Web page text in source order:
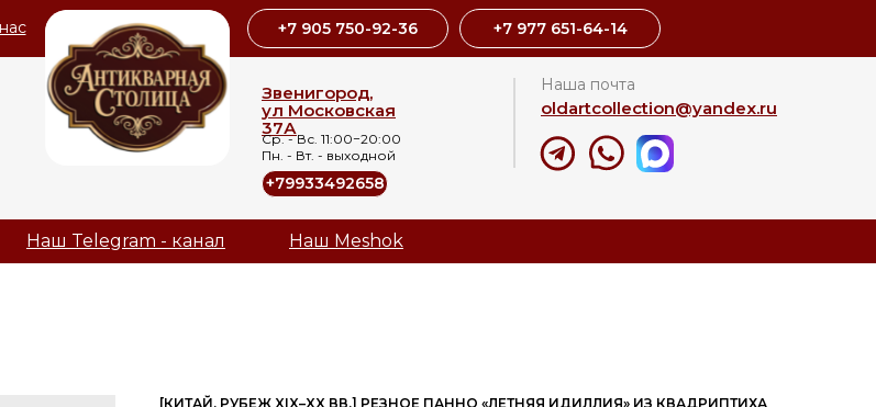
Наша почта
oldartcollection@yandex.ru
+7 977 651-64-14
+7 905 750-92-36
Звенигород,
ул Московская
37А
Ср. - Вс. 11:00−20:00
Пн. - Вт. - выходной
+79933492658
Наш Meshok
Наш Telegram - канал
[КИТАЙ. РУБЕЖ XIX–XX ВВ.] РЕЗНОЕ ПАННО «ЛЕТНЯЯ ИДИЛЛИЯ» ИЗ КВАДРИПТИХА